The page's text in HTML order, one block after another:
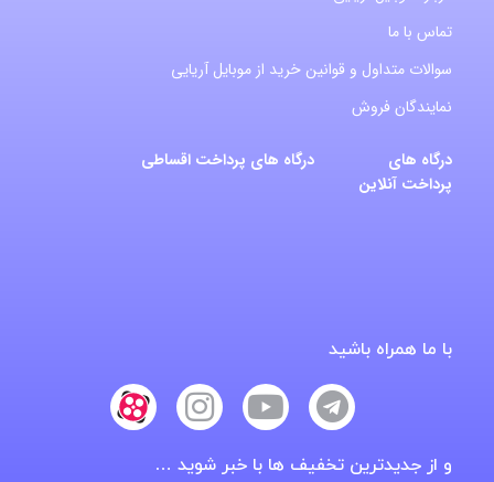
تماس با ما
سوالات متداول و قوانین خرید از موبایل آریایی
نمایندگان فروش
درگاه های
پرداخت آنلاین
درگاه های پرداخت اقساطی
با ما همراه باشید
و از جدیدترین تخفیف ها با خبر شوید …